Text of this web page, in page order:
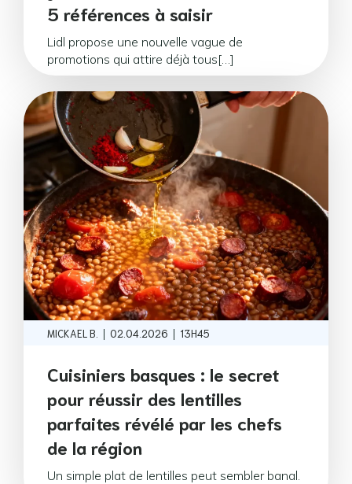
5 références à saisir
Lidl propose une nouvelle vague de
promotions qui attire déjà tous[…]
MICKAEL B. | 02.04.2026 | 13H45
Cuisiniers basques : le secret
pour réussir des lentilles
parfaites révélé par les chefs
de la région
Un simple plat de lentilles peut sembler banal.